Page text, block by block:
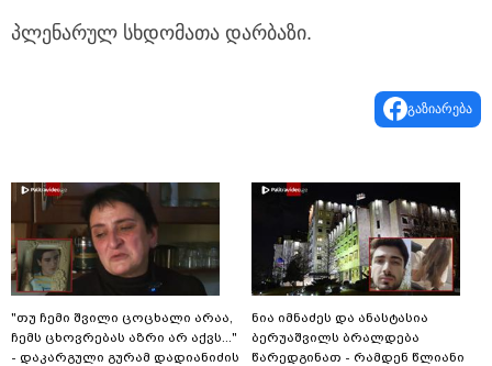
პლენარულ სხდომათა დარბაზი.
გაზიარება
"თუ ჩემი შვილი ცოცხალი არაა,
ჩემს ცხოვრებას აზრი არ აქვს..."
- დაკარგული გურამ დადიანიძის
ნია იმნაძეს და ანასტასია
ბერუაშვილს ბრალდება
წარედგინათ - რამდენ წლიანი